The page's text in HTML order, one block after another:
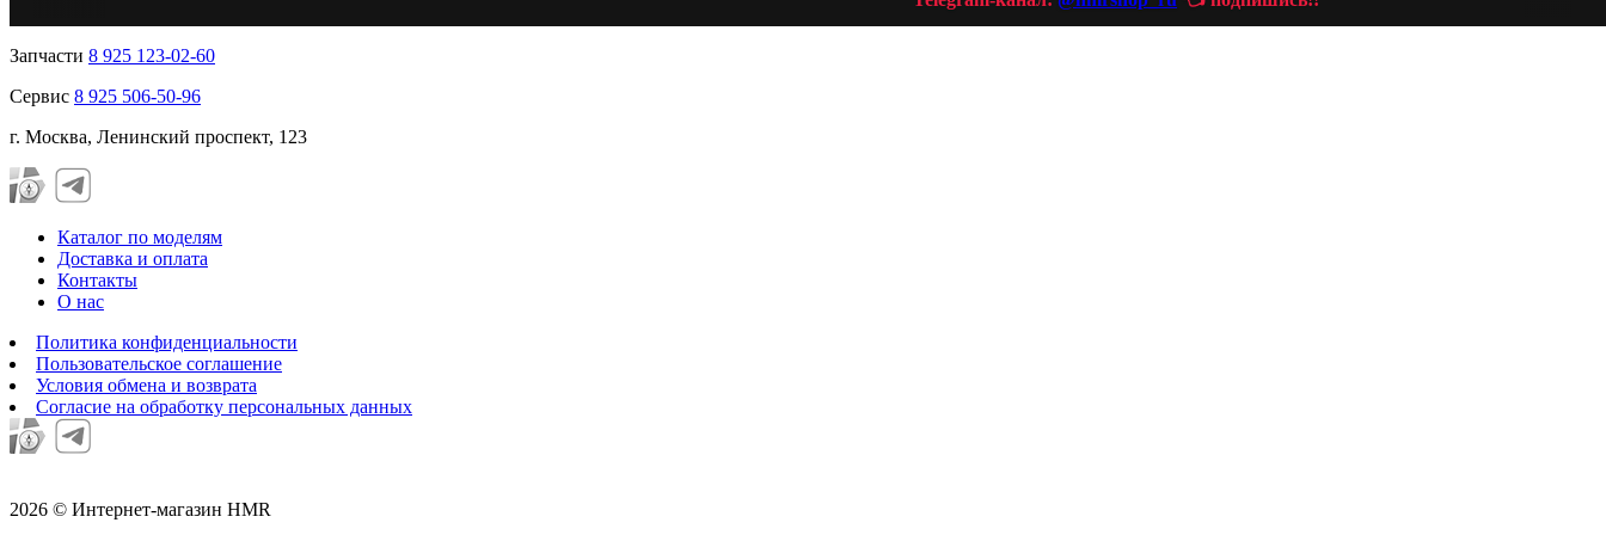
Запчасти 8 925 123-02-60
Сервис 8 925 506-50-96
г. Москва, Ленинский проспект, 123
Каталог по моделям
Доставка и оплата
Контакты
О нас
Политика конфиденциальности
Пользовательское соглашение
Условия обмена и возврата
Согласие на обработку персональных данных
2026 © Интернет-магазин HMR